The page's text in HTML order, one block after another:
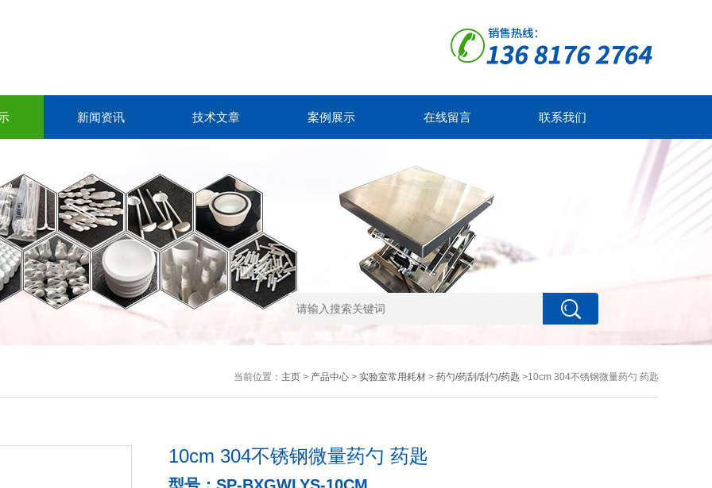
新闻资讯 技术文章 案例展示 在线留言 联系我们
当前位置： 主页> 产品中心> 实验室常用耗材> 药勺/药刮/刮勺/药匙 >10cm 304不锈钢微量药勺 药匙
10cm 304不锈钢微量药勺 药匙